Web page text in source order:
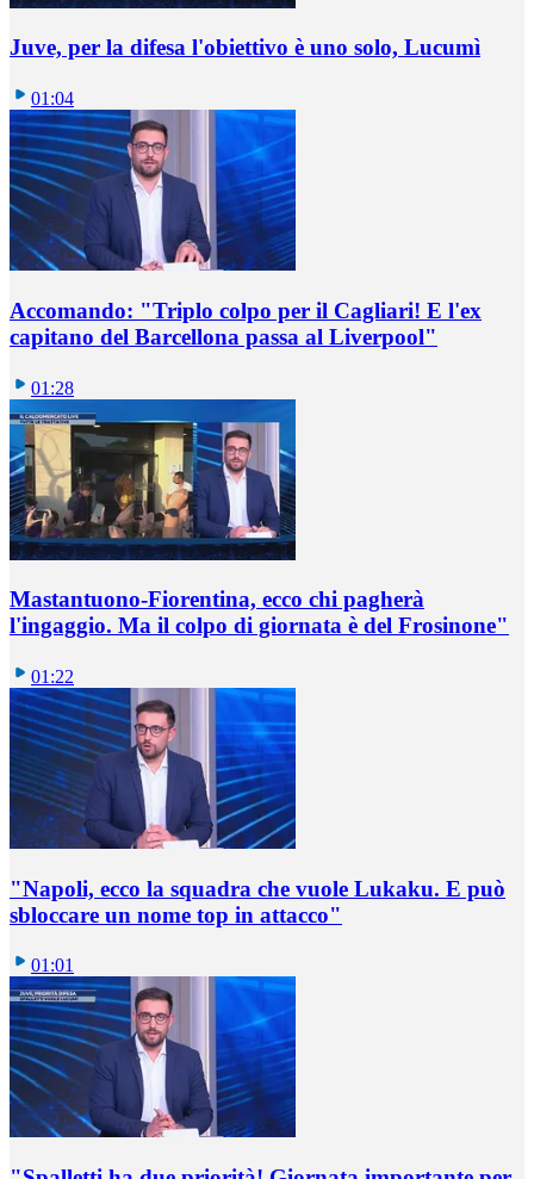
Juve, per la difesa l'obiettivo è uno solo, Lucumì
01:04
Accomando: "Triplo colpo per il Cagliari! E l'ex
capitano del Barcellona passa al Liverpool"
01:28
Mastantuono-Fiorentina, ecco chi pagherà
l'ingaggio. Ma il colpo di giornata è del Frosinone"
01:22
"Napoli, ecco la squadra che vuole Lukaku. E può
sbloccare un nome top in attacco"
01:01